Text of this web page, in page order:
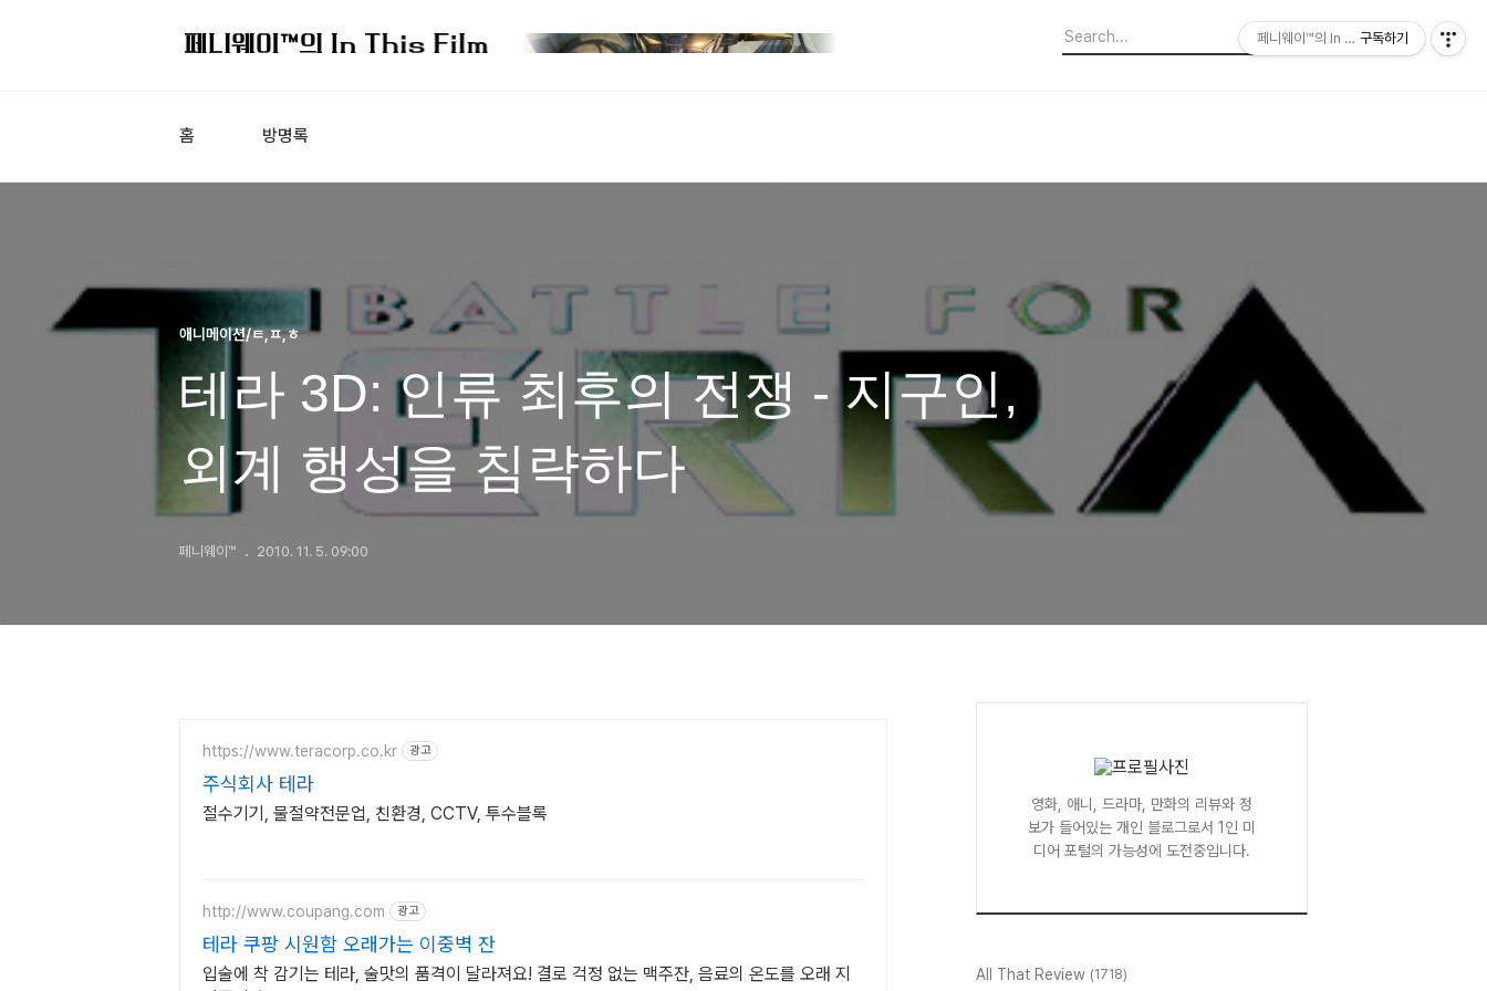
홈 방명록
애니메이션/ㅌ,ㅍ,ㅎ
테라 3D: 인류 최후의 전쟁 - 지구인,
외계 행성을 침략하다
페니웨이™ 2010. 11. 5. 09:00
https://www.teracorp.co.kr 광고
주식회사 테라
절수기기, 물절약전문업, 친환경, CCTV, 투수블록
http://www.coupang.com 광고
테라 쿠팡 시원함 오래가는 이중벽 잔
입술에 착 감기는 테라, 술맛의 품격이 달라져요! 결로 걱정 없는 맥주잔, 음료의 온도를 오래 지
영화, 애니, 드라마, 만화의 리뷰와 정
보가 들어있는 개인 블로그로서 1인 미
디어 포털의 가능성에 도전중입니다.
All That Review (1718)
페니웨이™의 In This Film
구독하기